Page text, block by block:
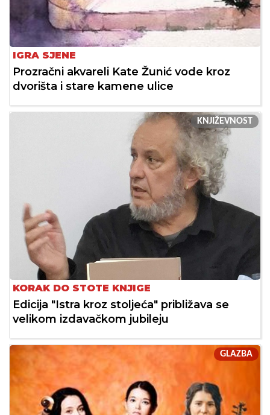
IGRA SJENE
Prozračni akvareli Kate Žunić vode kroz
dvorišta i stare kamene ulice
KNJIŽEVNOST
KORAK DO STOTE KNJIGE
Edicija "Istra kroz stoljeća" približava se
velikom izdavačkom jubileju
GLAZBA